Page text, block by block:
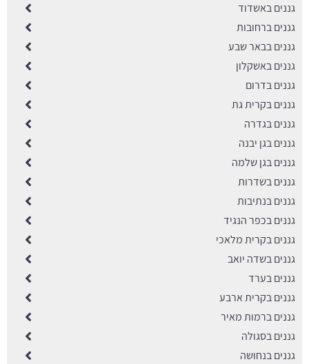
גננים באשדוד
גננים ברחובות
גננים בבאר שבע
גננים באשקלון
גננים בדרום
גננים בקרית גת
גננים בגדרה
גננים בגן יבנה
גננים בגן שלמה
גננים בשדרות
גננים בנתיבות
גננים בכפר הנגיד
גננים בקרית מלאכי
גננים בשדה יואב
גננים בערד
גננים בקרית ארבע
גננים ברמות מאיר
גננים בסגולה
גננים בנחושה